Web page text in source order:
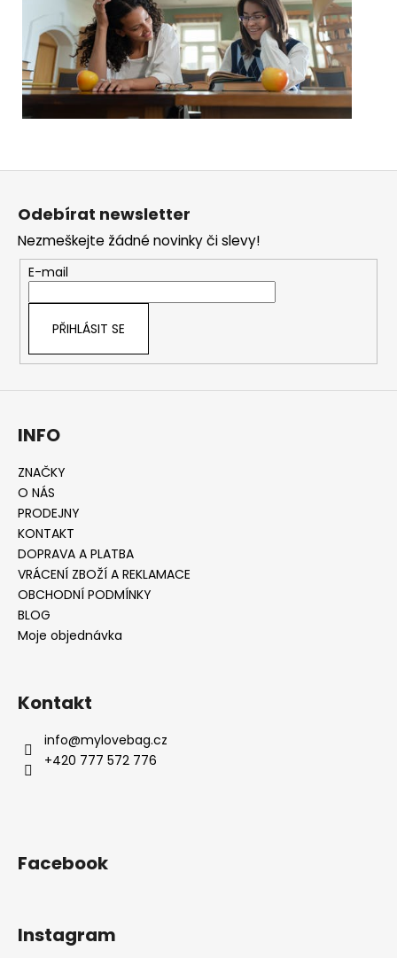
Z
Odebírat newsletter
Nezmeškejte žádné novinky či slevy!
E-mail
PŘIHLÁSIT SE
INFO
ZNAČKY
O NÁS
PRODEJNY
KONTAKT
DOPRAVA A PLATBA
VRÁCENÍ ZBOŽÍ A REKLAMACE
OBCHODNÍ PODMÍNKY
BLOG
Moje objednávka
Kontakt
info@mylovebag.cz
+420 777 572 776
Facebook
Instagram